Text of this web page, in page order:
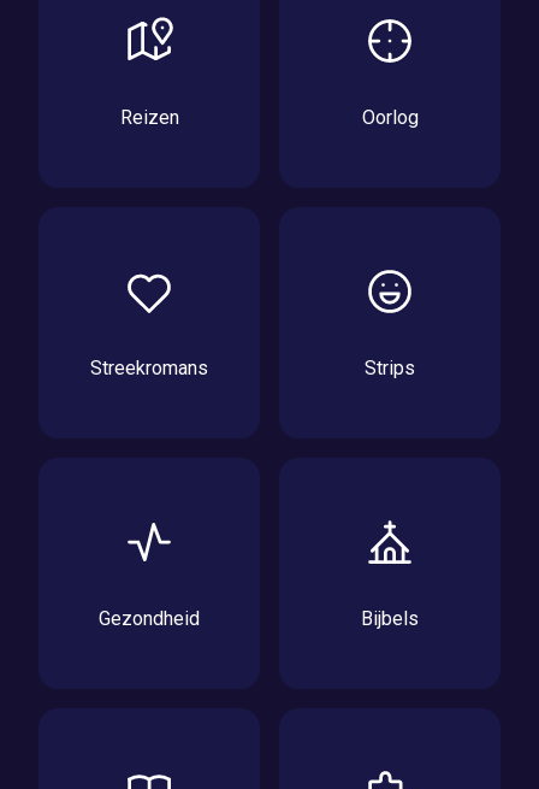
Reizen Oorlog
Streekromans Strips
Gezondheid Bijbels